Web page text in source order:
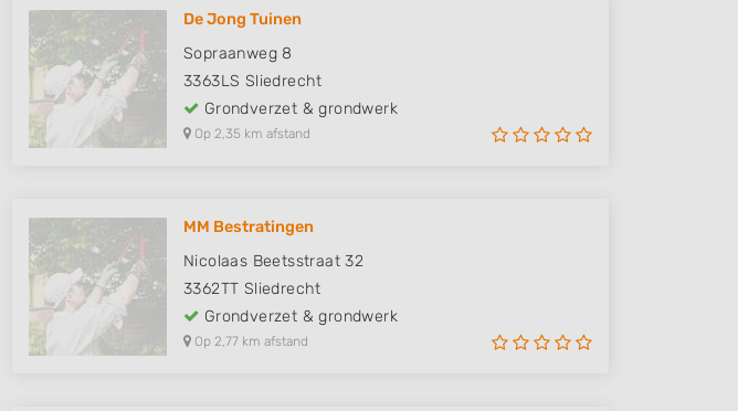
De Jong Tuinen
Sopraanweg 8
3363LS Sliedrecht
Grondverzet & grondwerk
Op 2,35 km afstand
MM Bestratingen
Nicolaas Beetsstraat 32
3362TT Sliedrecht
Grondverzet & grondwerk
Op 2,77 km afstand